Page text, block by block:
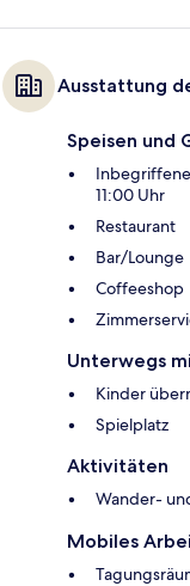
Ausstattung
Speisen und
11:00 Uhr
Restaurant
Bar/Lounge
Coffeeshop
Unterwegs
Kinder
Spielplatz
Aktivitäten
Wander-
Mobiles